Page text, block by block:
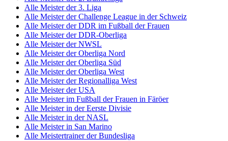
Alle Meister der 3. Liga
Alle Meister der Challenge League in der Schweiz
Alle Meister der DDR im Fußball der Frauen
Alle Meister der DDR-Oberliga
Alle Meister der NWSL
Alle Meister der Oberliga Nord
Alle Meister der Oberliga Süd
Alle Meister der Oberliga West
Alle Meister der Regionalliga West
Alle Meister der USA
Alle Meister im Fußball der Frauen in Färöer
Alle Meister in der Eerste Divisie
Alle Meister in der NASL
Alle Meister in San Marino
Alle Meistertrainer der Bundesliga